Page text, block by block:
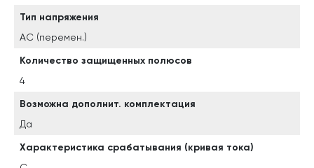
Тип напряжения
AC (перемен.)
Количество защищенных полюсов
4
Возможна дополнит. комплектация
Да
Характеристика срабатывания (кривая тока)